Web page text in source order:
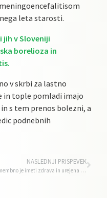
leta starosti.
jih v Sloveniji
borelioza in
v skrbi za lastno
in tople pomladi imajo
s tem prenos bolezni, a
podnebnih
NASLEDNJI PRISPEVEK
Pomembno je imeti zdrava in urejena stopala